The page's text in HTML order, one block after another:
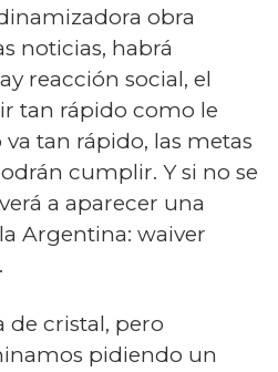
obra
noticias, habrá
reacción social, el
tan rápido como le
tan rápido, las metas
cumplir. Y si no se
a aparecer una
Argentina: waiver
de cristal, pero
pidiendo un